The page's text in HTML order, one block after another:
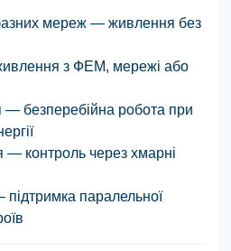
мереж — живлення без
з ФЕМ, мережі або
— безперебійна робота при
— контроль через хмарні
підтримка паралельної